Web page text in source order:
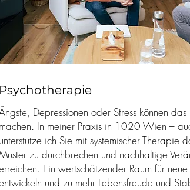
Psychotherapie
Depressionen oder Stress können
machen. In meiner Praxis in 1020 Wien –
unterstütze ich Sie mit systemischer Therapie
zu durchbrechen und nachhaltige
Ein wertschätzender Raum für neue
und zu mehr Lebensfreude und